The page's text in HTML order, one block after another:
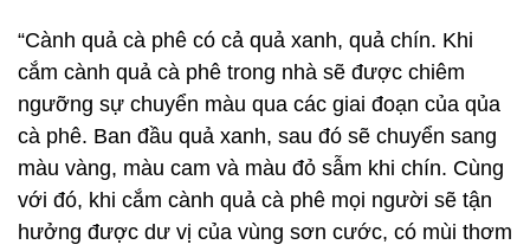
“Cành quả cà phê có cả quả xanh, quả chín. Khi
cắm cành quả cà phê trong nhà sẽ được chiêm
ngưỡng sự chuyển màu qua các giai đoạn của qủa
cà phê. Ban đầu quả xanh, sau đó sẽ chuyển sang
màu vàng, màu cam và màu đỏ sẫm khi chín. Cùng
với đó, khi cắm cành quả cà phê mọi người sẽ tận
hưởng được dư vị của vùng sơn cước, có mùi thơm